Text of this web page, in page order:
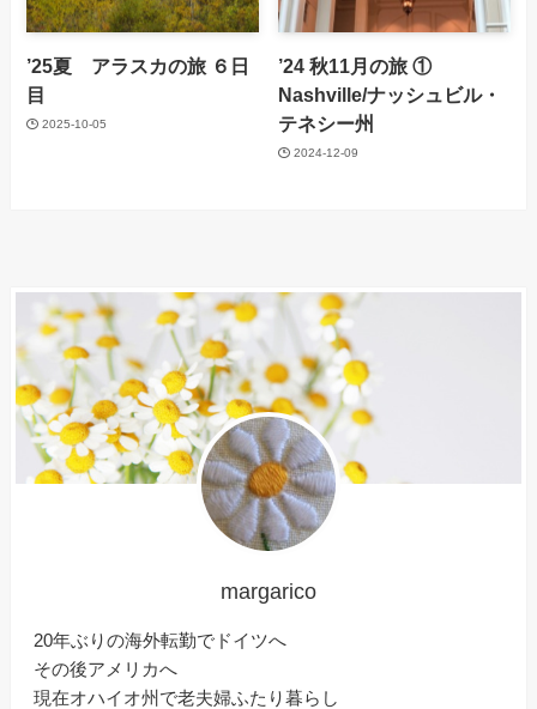
’25夏 アラスカの旅 ６日
目
2025-10-05
’24 秋11月の旅 ①
Nashville/ナッシュビル・
テネシー州
2024-12-09
margarico
20年ぶりの海外転勤でドイツへ
その後アメリカへ
現在オハイオ州で老夫婦ふたり暮らし